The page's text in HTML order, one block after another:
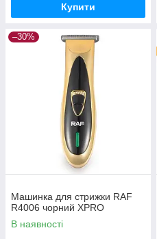
Купити
–30%
Машинка для стрижки RAF
R4006 чорний XPRO
В наявності